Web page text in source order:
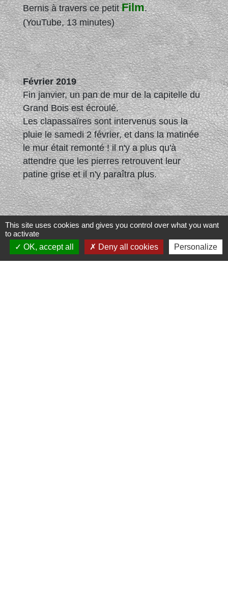
Bernis à travers ce petitFilm.
(YouTube, 13 minutes)
Février 2019
Fin janvier, un pan de mur de la capitelle du
Grand Bois est écroulé.
Les clapassaïres sont intervenus sous la
pluie le samedi 2 février, et dans la matinée
le mur était remonté ! il n'y a plus qu'à
attendre que les pierres retrouvent leur
patine grise et il n'y paraîtra plus.
This site uses cookies and gives you control over what you want
to activate
OK, accept all
Deny all cookies Personalize